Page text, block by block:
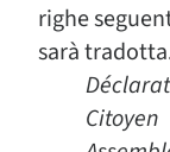
righe
sarà
Citoyen